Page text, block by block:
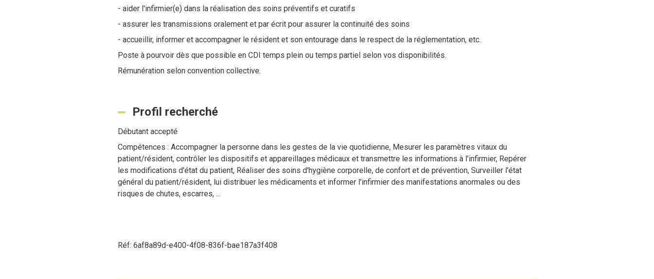
- aider l'infirmier(e) dans la réalisation des soins préventifs et curatifs
- assurer les transmissions oralement et par écrit pour assurer la continuité des soins
- accueillir, informer et accompagner le résident et son entourage dans le respect de la réglementation, etc.
Poste à pourvoir dès que possible en CDI temps plein ou temps partiel selon vos disponibilités.
Rémunération selon convention collective.
Profil recherché
Débutant accepté
Compétences : Accompagner la personne dans les gestes de la vie quotidienne, Mesurer les paramètres vitaux du
patient/résident, contrôler les dispositifs et appareillages médicaux et transmettre les informations à l'infirmier, Repérer
les modifications d'état du patient, Réaliser des soins d'hygiène corporelle, de confort et de prévention, Surveiller l'état
général du patient/résident, lui distribuer les médicaments et informer l'infirmier des manifestations anormales ou des
risques de chutes, escarres, ...
Réf: 6af8a89d-e400-4f08-836f-bae187a3f408